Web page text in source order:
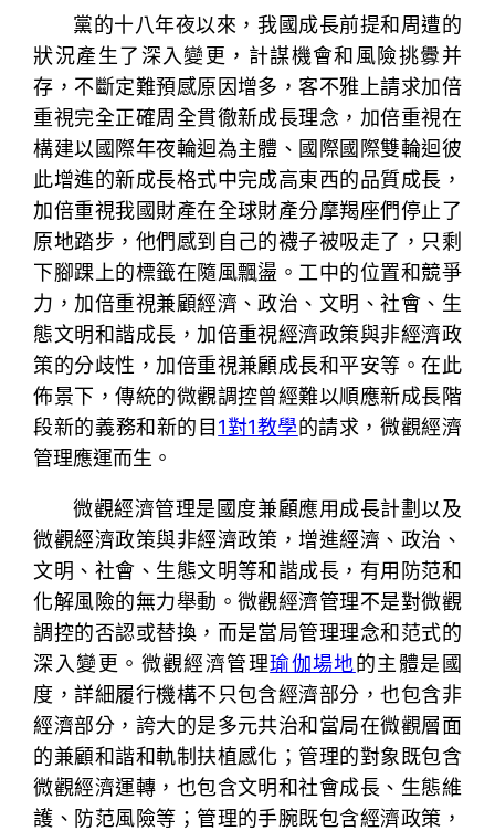
黨的十八年夜以來，我國成長前提和周遭的
狀況產生了深入變更，計謀機會和風險挑釁并
存，不斷定難預感原因增多，客不雅上請求加倍
重視完全正確周全貫徹新成長理念，加倍重視在
構建以國際年夜輪迴為主體、國際國際雙輪迴彼
此增進的新成長格式中完成高東西的品質成長，
加倍重視我國財產在全球財產分摩羯座們停止了
原地踏步，他們感到自己的襪子被吸走了，只剩
下腳踝上的標籤在隨風飄盪。工中的位置和競爭
力，加倍重視兼顧經濟、政治、文明、社會、生
態文明和諧成長，加倍重視經濟政策與非經濟政
策的分歧性，加倍重視兼顧成長和平安等。在此
佈景下，傳統的微觀調控曾經難以順應新成長階
段新的義務和新的目1對1教學的請求，微觀經濟
管理應運而生。
微觀經濟管理是國度兼顧應用成長計劃以及
微觀經濟政策與非經濟政策，增進經濟、政治、
文明、社會、生態文明等和諧成長，有用防范和
化解風險的無力舉動。微觀經濟管理不是對微觀
調控的否認或替換，而是當局管理理念和范式的
深入變更。微觀經濟管理瑜伽場地的主體是國
度，詳細履行機構不只包含經濟部分，也包含非
經濟部分，誇大的是多元共治和當局在微觀層面
的兼顧和諧和軌制扶植感化；管理的對象既包含
微觀經濟運轉，也包含文明和社會成長、生態維
護、防范風險等；管理的手腕既包含經濟政策，